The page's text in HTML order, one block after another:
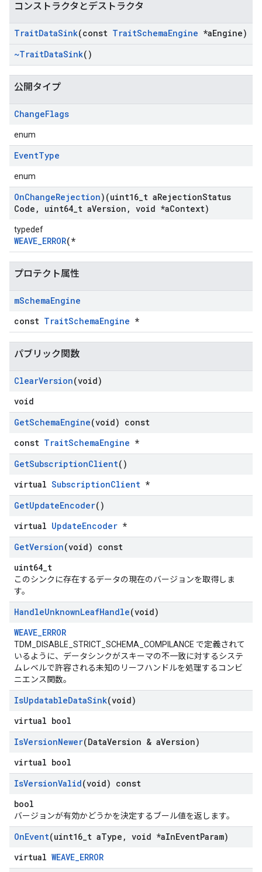
コンストラクタとデストラクタ
TraitDataSink(const TraitSchemaEngine *aEngine)
~TraitDataSink()
公開タイプ
ChangeFlags
enum
EventType
enum
OnChangeRejection)(uint16 t aRejectionStatus
Code , uint64 t aVersion , void *aContext)
typedef
WEAVE_ERROR(*
プロテクト属性
mSchemaEngine
const TraitSchemaEngine *
パブリック関数
ClearVersion(void)
void
GetSchemaEngine(void) const
const TraitSchemaEngine *
GetSubscriptionClient()
virtual SubscriptionClient *
GetUpdateEncoder()
virtual UpdateEncoder *
GetVersion(void) const
uint64_t
このシンクに存在するデータの現在のバージョンを取得しま
す。
HandleUnknownLeafHandle(void)
WEAVE_ERROR
TDM_DISABLE_STRICT_SCHEMA_COMPILANCE で定義されて
いるように、データシンクがスキーマの不一致に対するシステ
ムレベルで許容される未知のリーフハンドルを処理するコンビ
ニエンス関数。
IsUpdatableDataSink(void)
virtual bool
IsVersionNewer(DataVersion & aVersion)
virtual bool
IsVersionValid(void) const
bool
バージョンが有効かどうかを決定するブール値を返します。
OnEvent(uint16 t aType , void *aInEventParam)
virtual WEAVE_ERROR